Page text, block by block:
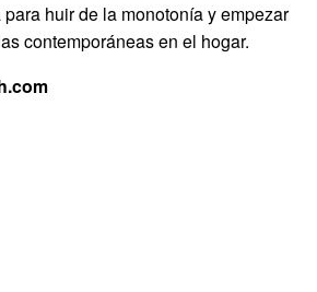
huir de la monotonía y empezar
contemporáneas en el hogar.